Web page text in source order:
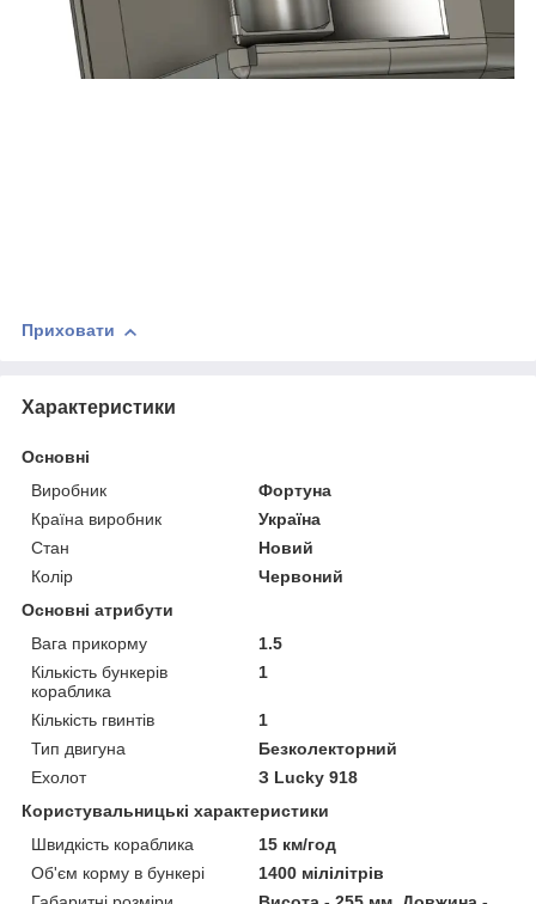
Приховати
Характеристики
Основні
Виробник
Фортуна
Країна виробник
Україна
Стан
Новий
Колір
Червоний
Основні атрибути
Вага прикорму
1.5
Кількість бункерів
кораблика
1
Кількість гвинтів
1
Тип двигуна
Безколекторний
Ехолот
З Lucky 918
Користувальницькі характеристики
Швидкість кораблика
15 км/год
Об'єм корму в бункері
1400 мілілітрів